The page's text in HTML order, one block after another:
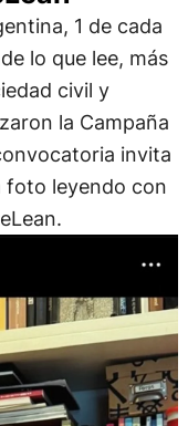
1 de cada
lo que lee, más
civil y
la Campaña
invita
foto leyendo con